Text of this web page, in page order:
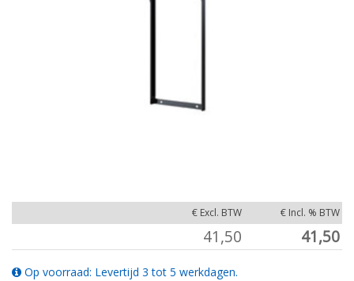
€ Excl. BTW € Incl. % BTW
41,50 41,50
Op voorraad: Levertijd 3 tot 5 werkdagen.